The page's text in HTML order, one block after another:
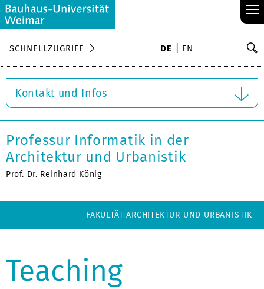
≡
SCHNELLZUGRIFF DE EN
Kontakt und Infos
Professur Informatik in der
Architektur und Urbanistik
Prof. Dr. Reinhard König
FAKULTÄT ARCHITEKTUR UND URBANISTIK
Teaching